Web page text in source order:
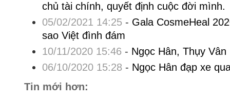
chủ tài chính, quyết định cuộc đời mình.
05/02/2021 14:25- Gala CosmeHeal
sao Việt đình đám
10/11/2020 15:46 - Ngọc Hân, Thụy
06/10/2020 15:28 - Ngọc Hân đạp xe
Tin mới hơn: